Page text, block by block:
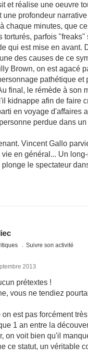
et réalise une oeuvre
profondeur
chaque minutes, que
parfois
qui est mise en avant.
des causes de ce
Brown, on est agacé
pathétique
final, le rémède à son
kidnappe afin de faire
en voyage d'affaires
perdue dans
Vincent Gallo
en général... Un
le spectateur
Suivre son activité
2013
prétextes !
vous ne tendiez
est pas forcément
1 an entre la
on voit bien qu'il
ce statut, un véritable